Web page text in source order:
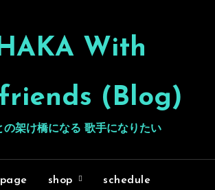
With
(Blog)
の架け橋になる 歌手になりたい
shop schedule